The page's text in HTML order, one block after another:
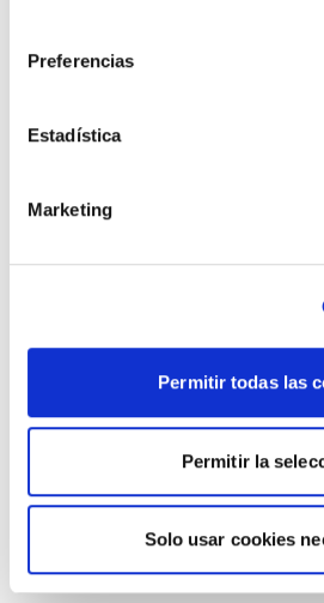
Preferencias
Estadística
Marketing
Permitir todas las
Permitir la
Solo usar cookies